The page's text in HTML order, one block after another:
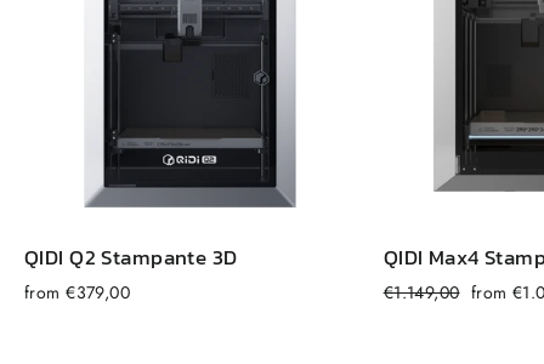
QIDI Q2Stampante 3D
from €379,00
QIDI Max4
Prezzo
€1.149,00 Prezzo
from